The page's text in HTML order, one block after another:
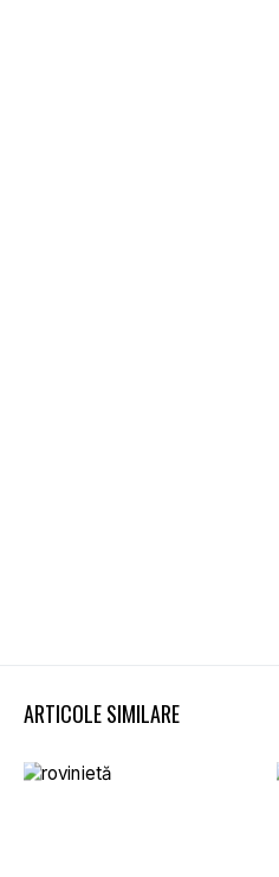
ARTICOLE SIMILARE